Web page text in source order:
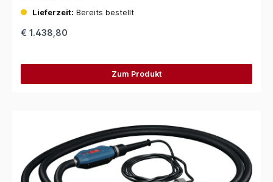
Lieferzeit: Bereits bestellt
€ 1.438,80
Zum Produkt